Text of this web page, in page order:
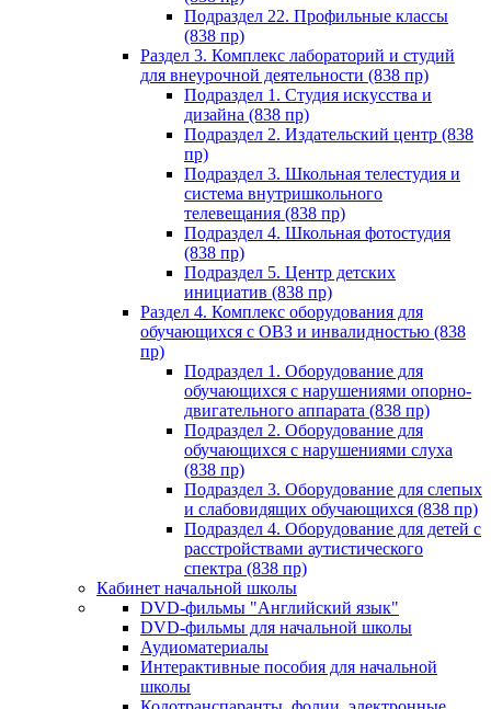
Подраздел 22. Профильные классы
(838 пр)
Раздел 3. Комплекс лабораторий и студий
для внеурочной деятельности (838 пр)
Подраздел 1. Студия искусства и
дизайна (838 пр)
Подраздел 2. Издательский центр (838
пр)
Подраздел 3. Школьная телестудия и
система внутришкольного
телевещания (838 пр)
Подраздел 4. Школьная фотостудия
(838 пр)
Подраздел 5. Центр детских
инициатив (838 пр)
Раздел 4. Комплекс оборудования для
обучающихся с ОВЗ и инвалидностью (838
пр)
Подраздел 1. Оборудование для
обучающихся с нарушениями опорно-
двигательного аппарата (838 пр)
Подраздел 2. Оборудование для
обучающихся с нарушениями слуха
(838 пр)
Подраздел 3. Оборудование для слепых
и слабовидящих обучающихся (838 пр)
Подраздел 4. Оборудование для детей с
расстройствами аутистического
спектра (838 пр)
Кабинет начальной школы
DVD-фильмы "Английский язык"
DVD-фильмы для начальной школы
Аудиоматериалы
Интерактивные пособия для начальной
школы